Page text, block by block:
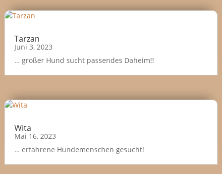
Tarzan
Juni 3, 2023
… großer Hund sucht passendes Daheim!!
Wita
Mai 16, 2023
… erfahrene Hundemenschen gesucht!